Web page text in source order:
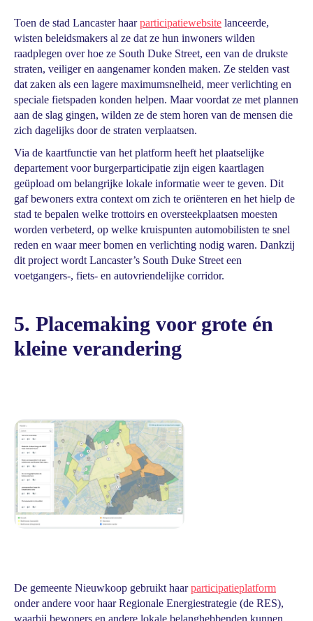
Toen de stad Lancaster haarparticipatiewebsite lanceerde,
wisten beleidsmakers al ze dat ze hun inwoners wilden
raadplegen over hoe ze South Duke Street, een van de drukste
straten, veiliger en aangenamer konden maken. Ze stelden vast
dat zaken als een lagere maximumsnelheid, meer verlichting en
speciale fietspaden konden helpen. Maar voordat ze met plannen
aan de slag gingen, wilden ze de stem horen van de mensen die
zich dagelijks door de straten verplaatsen.
Via de kaartfunctie van het platform heeft het plaatselijke
departement voor burgerparticipatie zijn eigen kaartlagen
geüpload om belangrijke lokale informatie weer te geven. Dit
gaf bewoners extra context om zich te oriënteren en het hielp de
stad te bepalen welke trottoirs en oversteekplaatsen moesten
worden verbeterd, op welke kruispunten automobilisten te snel
reden en waar meer bomen en verlichting nodig waren. Dankzij
dit project wordt Lancaster’s South Duke Street een
voetgangers-, fiets- en autovriendelijke corridor.
5. Placemaking voor grote én
kleine verandering
De gemeente Nieuwkoop gebruikt haarparticipatieplatform
onder andere voor haar Regionale Energiestrategie (de RES),
waarbij bewoners en andere lokale belanghebbenden kunnen